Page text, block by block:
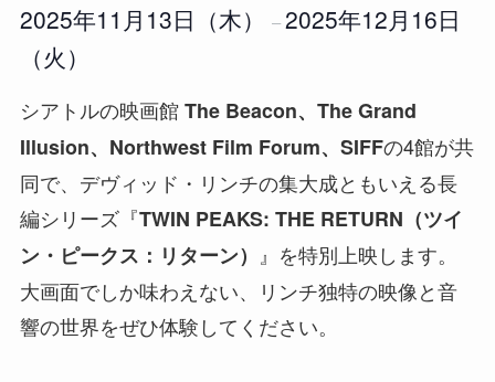
2025年11月13日（木） – 2025年12月16日
（火）
シアトルの映画館The Beacon、The Grand
Illusion、Northwest Film Forum、SIFFの4館が共
同で、デヴィッド・リンチの集大成ともいえる長
編シリーズ『TWIN PEAKS: THE RETURN（ツイ
ン・ピークス：リターン）
』を特別上映します。
大画面でしか味わえない、リンチ独特の映像と音
響の世界をぜひ体験してください。